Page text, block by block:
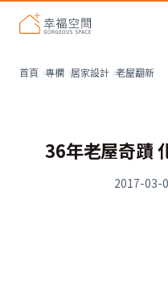
首頁 專欄 居家設計 老屋翻新
36年老屋奇蹟
2017-03-